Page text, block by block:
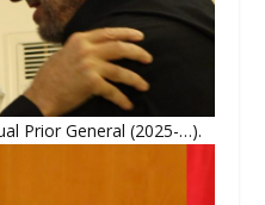
Prior General (2025-…).